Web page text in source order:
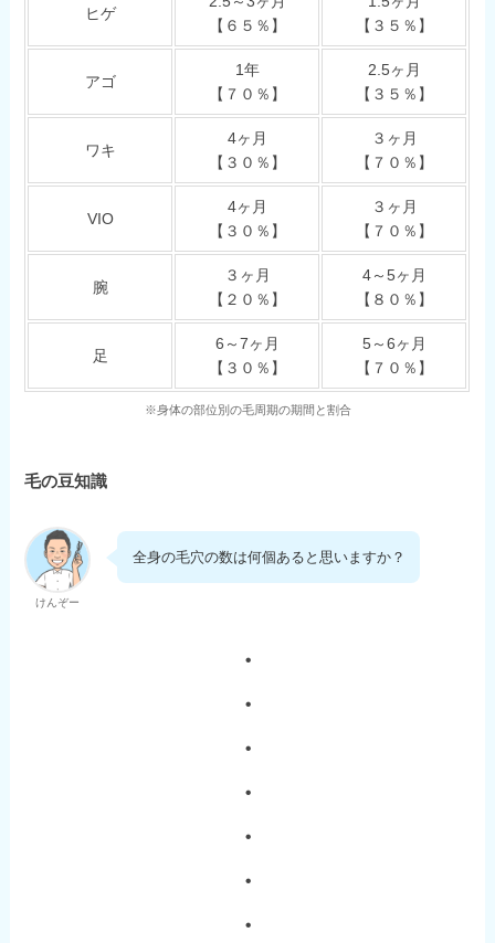
ヒゲ
【６５％】
【３５％】
アゴ
1年
【７０％】
2.5ヶ月
【３５％】
ワキ
4ヶ月
【３０％】
３ヶ月
【７０％】
VIO
4ヶ月
【３０％】
３ヶ月
【７０％】
腕
３ヶ月
【２０％】
4～5ヶ月
【８０％】
足
6～7ヶ月
【３０％】
5～6ヶ月
【７０％】
※身体の部位別の毛周期の期間と割合
毛の豆知識
けんぞー
全身の毛穴の数は何個あると思いますか？
・
・
・
・
・
・
・